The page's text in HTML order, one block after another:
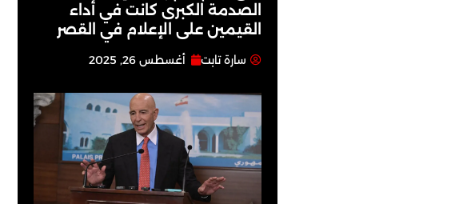
الصدمة الكبرى كانت في أداء
القيمين على ‏الإعلام في القصر
سارة تابت أغسطس 26, 2025